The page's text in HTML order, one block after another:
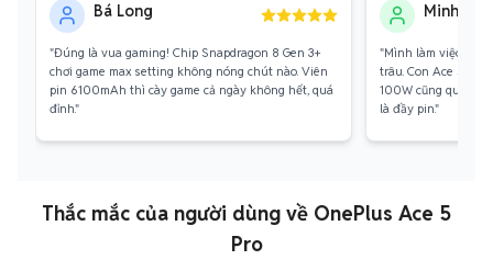
Bá Long
"Đúng là vua gaming! Chip Snapdragon 8 Gen 3+
chơi game max setting không nóng chút nào. Viên
pin 6100mAh thì cày game cả ngày không hết, quá
đỉnh."
Minh Thư
"Mình làm việc di
trâu. Con Ace 5 Pro
100W cũng quá
là đầy pin."
Thắc mắc của người dùng về OnePlus Ace 5
Pro